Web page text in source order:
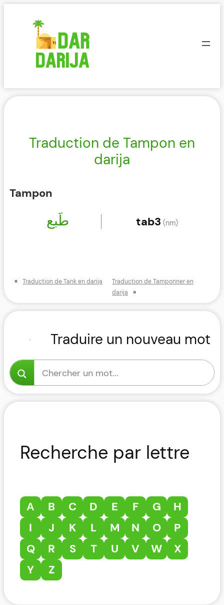
Traduction de Tampon en
darija
Tampon
طَبع tab3 (nm)
« Traduction de Tank en darija
Traduction de Tamponner en
darija
»
Traduire un nouveau mot
Recherche par lettre
A B C D E F G
H
I
J K L M N O
P
Q
R S T U V W
X
Y
Z